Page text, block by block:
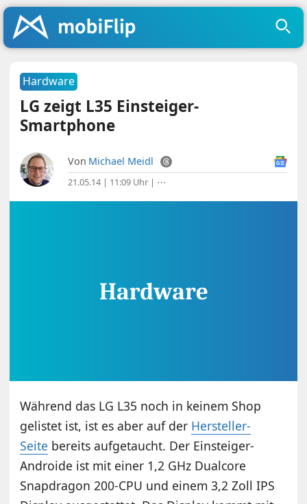
Hardware
LG zeigt L35 Einsteiger-
Smartphone
Von Michael Meidl
21.05.14 | 11:09 Uhr | ⋯
Während das LG L35 noch in keinem Shop
gelistet ist, ist es aber auf der Hersteller-
Seite bereits aufgetaucht. Der Einsteiger-
Androide ist mit einer 1,2 GHz Dualcore
Snapdragon 200-CPU und einem 3,2 Zoll IPS